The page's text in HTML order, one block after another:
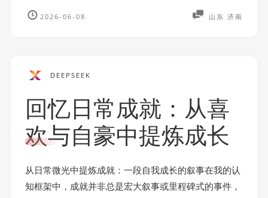
2026-06-08 山东 济南
DEEPSEEK
回忆日常成就：从喜
欢与自豪中提炼成长
从日常微光中提炼成就：一段自我成长的叙事在我的认
知框架中，成就并非总是宏大叙事或里程碑式的事件，